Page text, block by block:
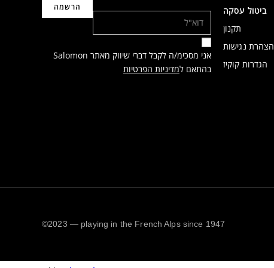
ביטול עסקה
תקנון
הצהרת נגישות
הגדרות קוקיז
אני מסכימ/ה לקבל דברי שיווק מאתר Salomon
בהתאם למדיניות הפרטיות
©2023 — playing in the French Alps since 1947